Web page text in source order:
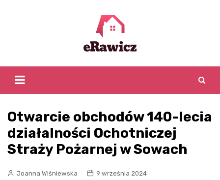
Otwarcie obchodów 140-lecia
działalności Ochotniczej
Straży Pożarnej w Sowach
Joanna Wiśniewska
9 września 2024